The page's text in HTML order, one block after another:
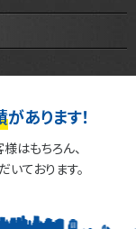
があります！
はもちろん、
ております。